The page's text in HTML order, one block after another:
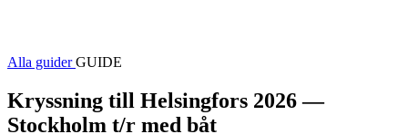
Alla guiderGUIDE
Kryssning till Helsingfors 2026 —
Stockholm t/r med båt